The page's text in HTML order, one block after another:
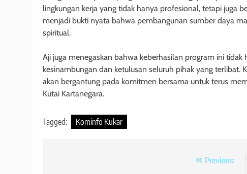
lingkungan kerja yang tidak hanya profesional, tetapi juga
menjadi bukti nyata bahwa pembangunan sumber daya
spiritual.
Aji juga menegaskan bahwa keberhasilan program ini
kesinambungan dan ketulusan seluruh pihak yang terlibat.
akan bergantung pada komitmen bersama untuk terus
Kutai Kartanegara.
Tagged: Kominfo Kukar
Previous: